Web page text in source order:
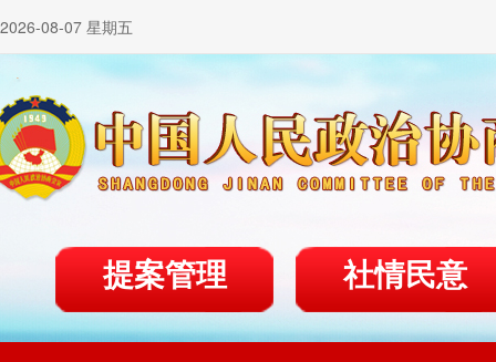
2026-08-07 星期五
提案管理 社情民意